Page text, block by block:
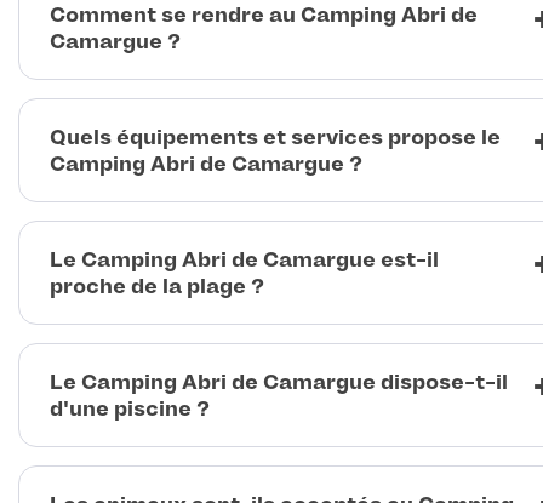
Comment se rendre au Camping Abri de
Camargue ?
Quels équipements et services propose le
Camping Abri de Camargue ?
Le Camping Abri de Camargue est-il
proche de la plage ?
Le Camping Abri de Camargue dispose-t-il
d'une piscine ?